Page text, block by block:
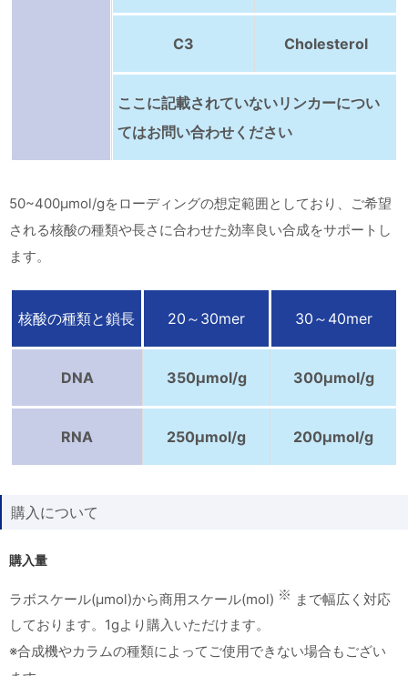
C3 Cholesterol
ここに記載されていないリンカーについ
てはお問い合わせください
50~400μmol/gをローディングの想定範囲としており、ご希望
される核酸の種類や長さに合わせた効率良い合成をサポートし
ます。
核酸の種類と鎖長 20～30mer 30～40mer
DNA 350μmol/g 300μmol/g
RNA 250μmol/g 200μmol/g
購入について
購入量
ラボスケール(μmol)から商用スケール(mol) ※ まで幅広く対応
しております。1gより購入いただけます。
※合成機やカラムの種類によってご使用できない場合もござい